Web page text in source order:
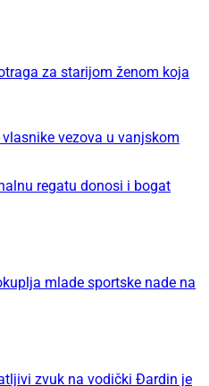
za starijom ženom koja
vezova u vanjskom
regatu donosi i bogat
mlade sportske nade na
zvuk na vodički Đardin je